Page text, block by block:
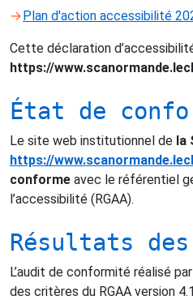
Plan d'action accessibilité
Cette déclaration
https://
État de
Le site web institutionnel de la
https://
conforme avec le référentiel
l’accessibilité (RGAA).
Résultats
L’audit de conformité réalisé par
des critères du RGAA version